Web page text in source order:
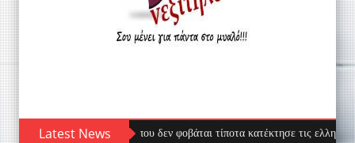
Latest News
Ο επισκέπτης που δεν φοβάται τίποτα κατέκτησε τις ελληνικές